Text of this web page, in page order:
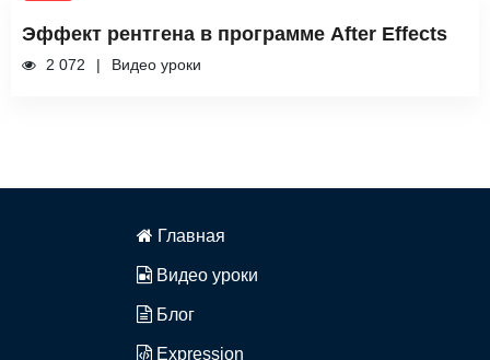
Эффект рентгена в программе After Effects
2 072 Видео уроки
Главная
Видео уроки
Блог
Expression